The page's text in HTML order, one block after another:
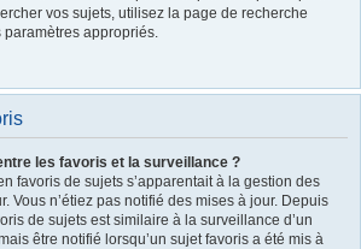
vos sujets, utilisez la page de recherche
appropriés.
les favoris et la surveillance ?
favoris de sujets s’apparentait à la gestion des
Vous n’étiez pas notifié des mises à jour. Depuis
de sujets est similaire à la surveillance d’un
être notifié lorsqu’un sujet favoris a été mis à